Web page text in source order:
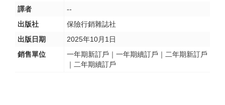
譯者
--
出版社
保險行銷雜誌社
出版日期
2025年10月1日
銷售單位
一年期新訂戶｜一年期續訂戶｜二年期新訂戶
｜二年期續訂戶